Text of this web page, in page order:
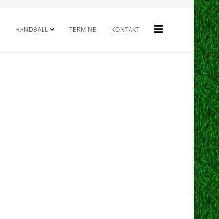
HANDBALL TERMINE KONTAKT